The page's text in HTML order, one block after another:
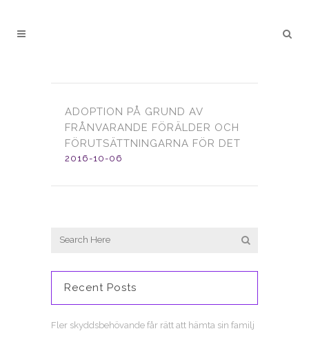
ADOPTION PÅ GRUND AV
FRÅNVARANDE FÖRÄLDER OCH
FÖRUTSÄTTNINGARNA FÖR DET
2016-10-06
Recent Posts
Fler skyddsbehövande får rätt att hämta sin familj